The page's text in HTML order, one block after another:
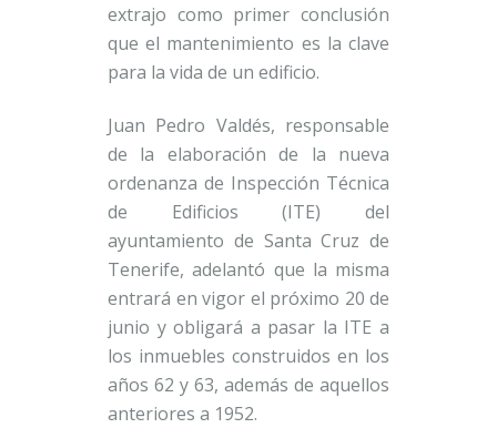
extrajo como primer conclusión
que el mantenimiento es la clave
para la vida de un edificio.
Juan Pedro Valdés, responsable
de la elaboración de la nueva
ordenanza de Inspección Técnica
de Edificios (ITE) del
ayuntamiento de Santa Cruz de
Tenerife, adelantó que la misma
entrará en vigor el próximo 20 de
junio y obligará a pasar la ITE a
los inmuebles construidos en los
años 62 y 63, además de aquellos
anteriores a 1952.